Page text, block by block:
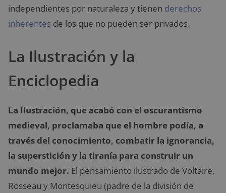
independientes por naturaleza y tienen derechos
inherentes de los que no pueden ser privados.
La Ilustración y la
Enciclopedia
La Ilustración, que acabó con el oscurantismo
medieval, proclamaba que el hombre podía, a
través del conocimiento, combatir la ignorancia,
la superstición y la tiranía para construir un
mundo mejor. El pensamiento ilustrado de Voltaire,
Rosseau y Montesquieu (padre de la división de